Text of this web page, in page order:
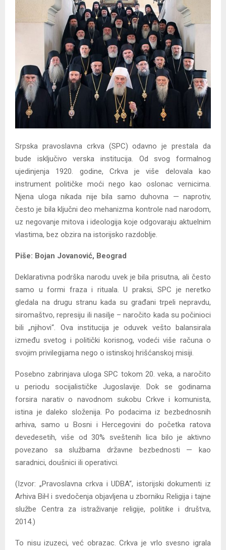
N
Srpska pravoslavna crkva (SPC) odavno je prestala da
bude isključivo verska institucija. Od svog formalnog
ujedinjenja 1920. godine, Crkva je više delovala kao
instrument političke moći nego kao oslonac vernicima.
Njena uloga nikada nije bila samo duhovna — naprotiv,
često je bila ključni deo mehanizma kontrole nad narodom,
uz negovanje mitova i ideologija koje odgovaraju aktuelnim
vlastima, bez obzira na istorijsko razdoblje.
Piše: Bojan Jovanović, Beograd
Deklarativna podrška narodu uvek je bila prisutna, ali često
samo u formi fraza i rituala. U praksi, SPC je neretko
gledala na drugu stranu kada su građani trpeli nepravdu,
siromaštvo, represiju ili nasilje – naročito kada su počinioci
bili „njihovi“. Ova institucija je oduvek vešto balansirala
između svetog i politički korisnog, vodeći više računa o
svojim privilegijama nego o istinskoj hrišćanskoj misiji.
Posebno zabrinjava uloga SPC tokom 20. veka, a naročito
u periodu socijalističke Jugoslavije. Dok se godinama
forsira narativ o navodnom sukobu Crkve i komunista,
istina je daleko složenija. Po podacima iz bezbednosnih
arhiva, samo u Bosni i Hercegovini do početka ratova
devedesetih, više od 30% sveštenih lica bilo je aktivno
povezano sa službama državne bezbednosti — kao
saradnici, doušnici ili operativci.
(Izvor: „Pravoslavna crkva i UDBA“, istorijski dokumenti iz
Arhiva BiH i svedočenja objavljena u zborniku Religija i tajne
službe Centra za istraživanje religije, politike i društva,
2014.)
To nisu izuzeci, već obrazac. Crkva je vrlo svesno igrala